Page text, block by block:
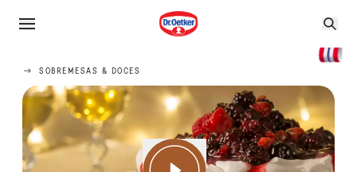
SOBREMESAS & DOCES